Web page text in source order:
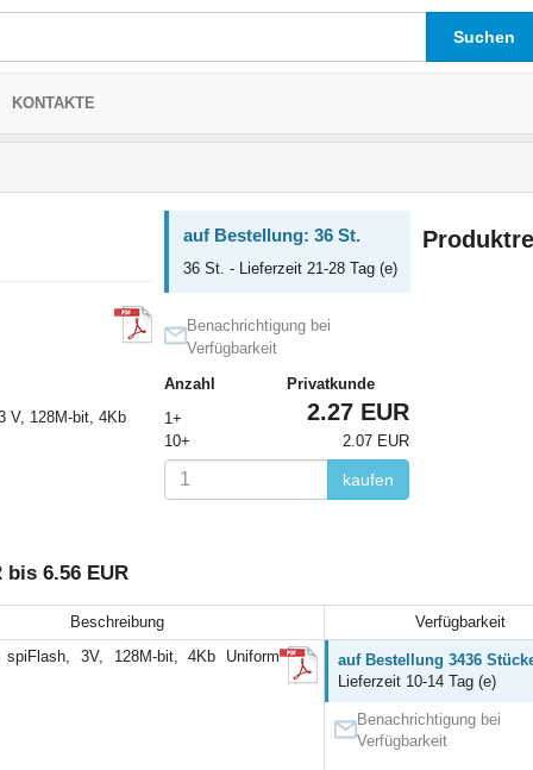
Suchen
KONTAKTE
V, 128M-bit, 4Kb
auf Bestellung: 36 St.
36 St. - Lieferzeit 21-28 Tag (e)
Benachrichtigung bei
Verfügbarkeit
Anzahl
Privatkunde
1+
2.27 EUR
10+ 2.07 EUR
kaufen
bis 6.56 EUR
Beschreibung Verfügbarkeit
spiFlash, 3V, 128M-bit, 4Kb Uniform
auf Bestellung 3436
Lieferzeit 10-14 Tag (e)
Benachrichtigung bei
Verfügbarkeit